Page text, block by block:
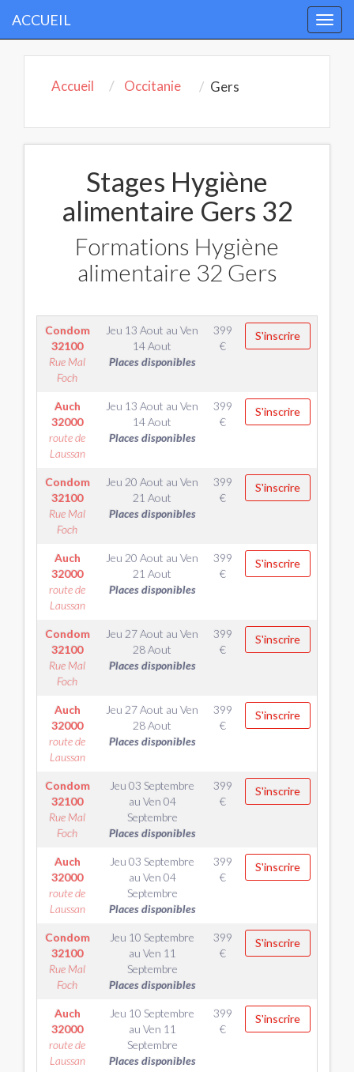
ACCUEIL
Accueil Occitanie Gers
Stages Hygiène
alimentaire Gers 32
Formations Hygiène
alimentaire 32 Gers
Condom
32100
Rue Mal
Foch
Jeu 13 Aout au Ven
14 Aout
Places disponibles
399
€
S'inscrire
Auch
32000
route de
Laussan
Jeu 13 Aout au Ven
14 Aout
Places disponibles
399
€
S'inscrire
Condom
32100
Rue Mal
Foch
Jeu 20 Aout au Ven
21 Aout
Places disponibles
399
€
S'inscrire
Auch
32000
route de
Laussan
Jeu 20 Aout au Ven
21 Aout
Places disponibles
399
€
S'inscrire
Condom
32100
Rue Mal
Foch
Jeu 27 Aout au Ven
28 Aout
Places disponibles
399
€
S'inscrire
Auch
32000
route de
Laussan
Jeu 27 Aout au Ven
28 Aout
Places disponibles
399
€
S'inscrire
Condom
32100
Rue Mal
Foch
Jeu 03 Septembre
au Ven 04
Septembre
Places disponibles
399
€
S'inscrire
Auch
32000
route de
Laussan
Jeu 03 Septembre
au Ven 04
Septembre
Places disponibles
399
€
S'inscrire
Condom
32100
Rue Mal
Foch
Jeu 10 Septembre
au Ven 11
Septembre
Places disponibles
399
€
S'inscrire
Auch
32000
route de
Laussan
Jeu 10 Septembre
au Ven 11
Septembre
Places disponibles
399
€
S'inscrire